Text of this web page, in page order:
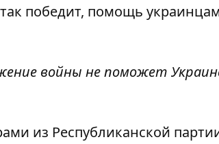
победит, помощь
войны не поможет
из Республиканской